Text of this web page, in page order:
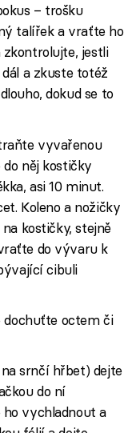
– trošku
talířek a vraťte ho
zkontrolujte, jestli
a zkuste totéž
dokud se to
vyvařenou
něj kostičky
asi 10 minut.
Koleno a nožičky
kostičky, stejně
do vývaru k
cibuli
dochuťte octem či
srnčí hřbet) dejte
do ní
ho vychladnout a